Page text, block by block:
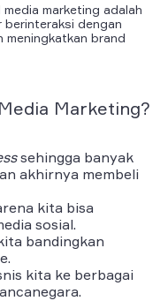
media marketing adalah
berinteraksi dengan
meningkatkan brand
Marketing?
sehingga banyak
akhirnya membeli
kita bisa
sosial.
bandingkan
.
kita ke berbagai